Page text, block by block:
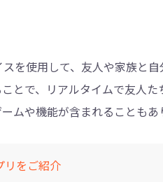
を使用して、友人や家族と
とで、リアルタイムで友人た
ムや機能が含まれることもあ
リをご紹介